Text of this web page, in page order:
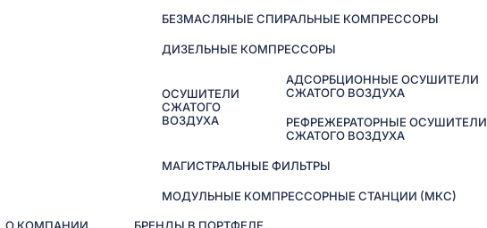
БЕЗМАСЛЯНЫЕ СПИРАЛЬНЫЕ КОМПРЕССОРЫ
ДИЗЕЛЬНЫЕ КОМПРЕССОРЫ
ОСУШИТЕЛИ
СЖАТОГО
ВОЗДУХА
АДСОРБЦИОННЫЕ ОСУШИТЕЛИ
СЖАТОГО ВОЗДУХА
РЕФРЕЖЕРАТОРНЫЕ ОСУШИТЕЛИ
СЖАТОГО ВОЗДУХА
МАГИСТРАЛЬНЫЕ ФИЛЬТРЫ
МОДУЛЬНЫЕ КОМПРЕССОРНЫЕ СТАНЦИИ (МКС)